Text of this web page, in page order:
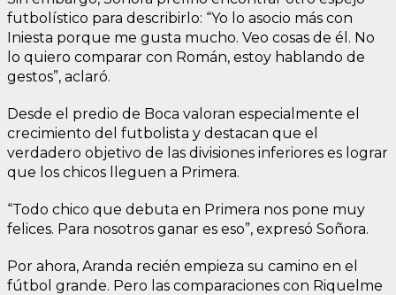
futbolístico para describirlo: “Yo lo asocio más con
Iniesta porque me gusta mucho. Veo cosas de él. No
lo quiero comparar con Román, estoy hablando de
gestos”, aclaró.
Desde el predio de Boca valoran especialmente el
crecimiento del futbolista y destacan que el
verdadero objetivo de las divisiones inferiores es lograr
que los chicos lleguen a Primera.
“Todo chico que debuta en Primera nos pone muy
felices. Para nosotros ganar es eso”, expresó Soñora.
Por ahora, Aranda recién empieza su camino en el
fútbol grande. Pero las comparaciones con Riquelme